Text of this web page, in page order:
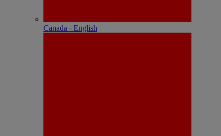
Canada - English